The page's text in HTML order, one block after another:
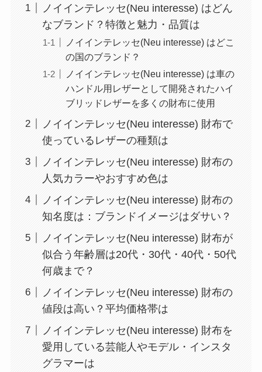
ノイインテレッセ(Neu interesse) はどん
なブランド？特徴と魅力・品質は
ノイインテレッセ(Neu interesse) はどこ
の国のブランド？
ノイインテレッセ(Neu interesse) は車の
ハンドル用レザーとして開発されたハイ
ブリッドレザーを多くの財布に使用
ノイインテレッセ(Neu interesse) 財布で
使っているレザーの種類は
ノイインテレッセ(Neu interesse) 財布の
人気カラーやおすすめ色は
ノイインテレッセ(Neu interesse) 財布の
知名度は：ブランドイメージはダサい？
ノイインテレッセ(Neu interesse) 財布が
似合う年齢層は20代・30代・40代・50代
何歳まで？
ノイインテレッセ(Neu interesse) 財布の
値段は高い？平均価格帯は
ノイインテレッセ(Neu interesse) 財布を
愛用している芸能人やモデル・インスタ
グラマーは